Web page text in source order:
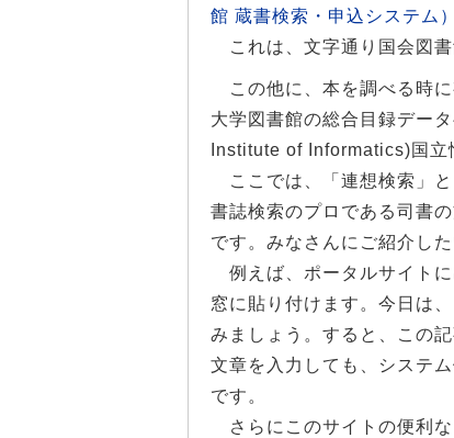
館 蔵書検索・申込システム）
これは、文字通り国会図書
この他に、本を調べる時に
大学図書館の総合目録デー
Institute of Informatics)国立
ここでは、「連想検索」と
書誌検索のプロである司書
です。みなさんにご紹介し
例えば、ポータルサイトに
窓に貼り付けます。今日は
みましょう。すると、この
文章を入力しても、システ
です。
さらにこのサイトの便利な